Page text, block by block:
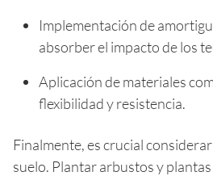
Implementación de
absorber el impacto de los
Aplicación de materiales
flexibilidad y resistencia.
Finalmente, es crucial
suelo. Plantar arbustos y